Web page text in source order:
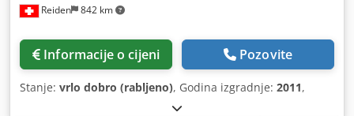
Reiden 842 km
Informacije o cijeni Pozovite
Stanje: vrlo dobro (rabljeno), Godina izgradnje: 2011,